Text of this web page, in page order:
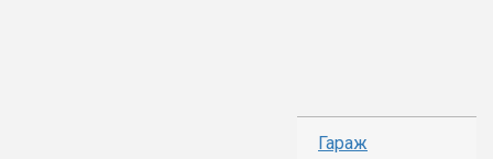
Гараж